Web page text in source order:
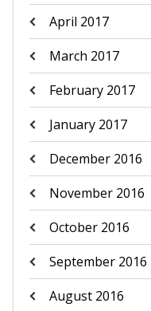
April 2017
March 2017
February 2017
January 2017
December 2016
November 2016
October 2016
September 2016
August 2016